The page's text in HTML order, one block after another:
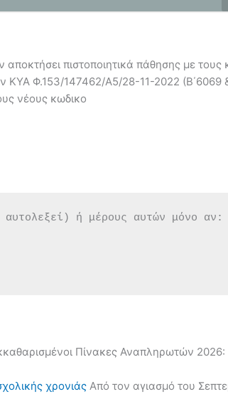
πιστοποιητικά πάθησης με τους
ΚΥΑ Φ.153/147462/Α5/28-11-2022 (Β΄6069
νέους κωδικο
αυτολεξεί) ή μέρους αυτών μόνο αν:
Πίνακες Αναπληρωτών 2026:
χρονιάς Από τον αγιασμό του